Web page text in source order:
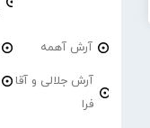
آرش آهمه
آرش جلالی و آقا
فرا